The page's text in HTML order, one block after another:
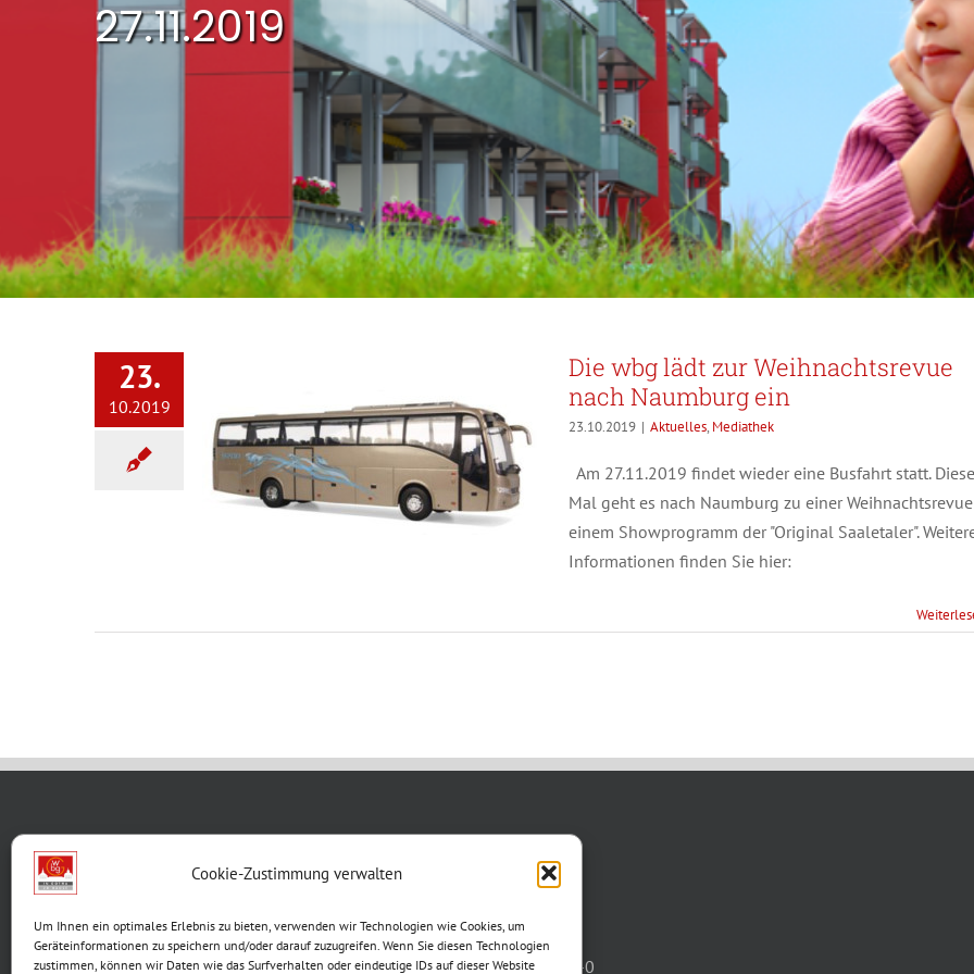
Cookie-Zustimmung verwalten
Um Ihnen ein optimales Erlebnis zu bieten, verwenden wir Technologien wie Cookies, um
Geräteinformationen zu speichern und/oder darauf zuzugreifen. Wenn Sie diesen Technologien
zustimmen, können wir Daten wie das Surfverhalten oder eindeutige IDs auf dieser Website
27.11.2019
23.
10.2019
Die wbg lädt zur Weihnachtsrevue
nach Naumburg ein
23.10.2019 | Aktuelles, Mediathek
Am 27.11.2019 findet wieder eine Busfahrt statt.
Mal geht es nach Naumburg zu einer
einem Showprogramm der "Original Saaletaler".
Informationen finden Sie hier:
99867 Gotha
Telefon:03621/3077-0